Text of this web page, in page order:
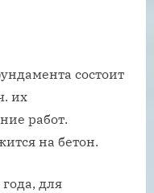
состоит
их
работ.
на бетон.
для